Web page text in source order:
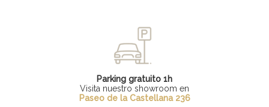
Parking gratuito 1h
Visita nuestro showroom en
Paseo de la Castellana 236